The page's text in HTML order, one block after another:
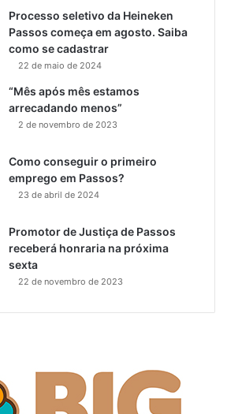
Processo seletivo da Heineken
Passos começa em agosto. Saiba
como se cadastrar
22 de maio de 2024
“Mês após mês estamos
arrecadando menos”
2 de novembro de 2023
Como conseguir o primeiro
emprego em Passos?
23 de abril de 2024
Promotor de Justiça de Passos
receberá honraria na próxima
sexta
22 de novembro de 2023